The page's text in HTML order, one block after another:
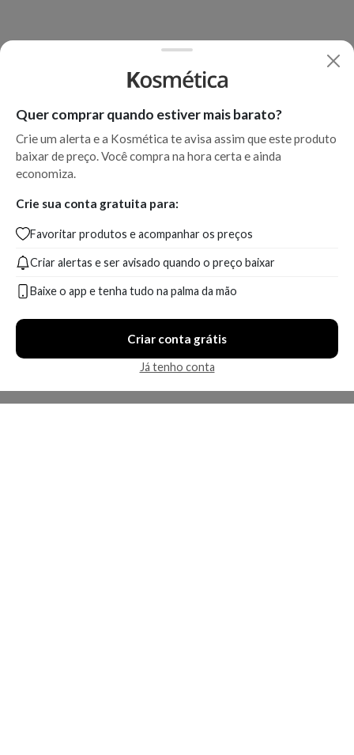
Quer comprar quando estiver mais barato?
Crie um alerta e a Kosmética te avisa assim que este produto
baixar de preço. Você compra na hora certa e ainda
economiza.
Crie sua conta gratuita para:
Favoritar produtos e acompanhar os preços
Criar alertas e ser avisado quando o preço baixar
Baixe o app e tenha tudo na palma da mão
Criar conta grátis
Já tenho conta